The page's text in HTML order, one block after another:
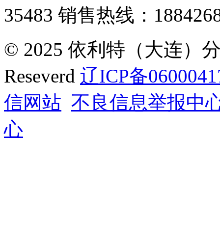
35483 销售热线：
© 2025 依利特（大连）
Reseverd 辽ICP备
信网站 不良信息举报中
心